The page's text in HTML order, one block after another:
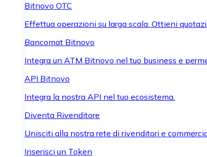
Bitnovo OTC
Effettua operazioni su larga scala. Ottieni
Bancomat Bitnovo
Integra un ATM Bitnovo nel tuo business e
API Bitnovo
Integra la nostra API nel tuo ecosistema.
Diventa Rivenditore
Unisciti alla nostra rete di rivenditori e
Inserisci un Token